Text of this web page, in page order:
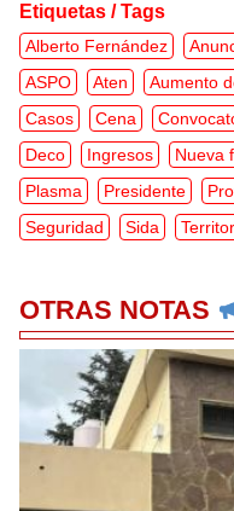
Etiquetas / Tags
Alberto Fernández
ASPO
Aten Aumento
Casos
Cena
Deco
Ingresos Nueva
Plasma
Presidente
Seguridad
Sida
OTRAS NOTAS